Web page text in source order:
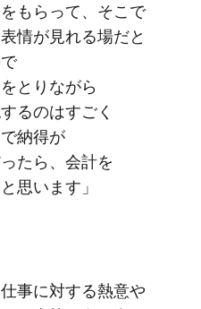
もらって、​そこで​
情が​見れる​場だと​
とりながら​
るのは​すごく​
納得が​
たら、​会計を​
思います」
事に​対する​熱意や​